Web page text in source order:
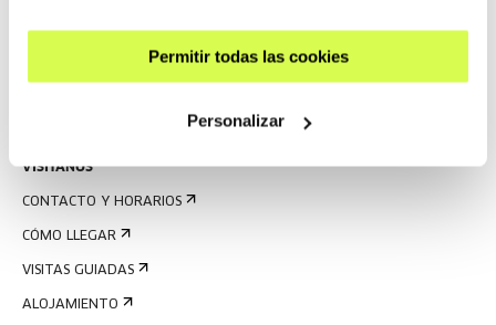
Permitir todas las cookies
Personalizar
REGÍSTRATE AL BOLETÍN
VISÍTANOS
CONTACTO Y HORARIOS
CÓMO LLEGAR
VISITAS GUIADAS
ALOJAMIENTO